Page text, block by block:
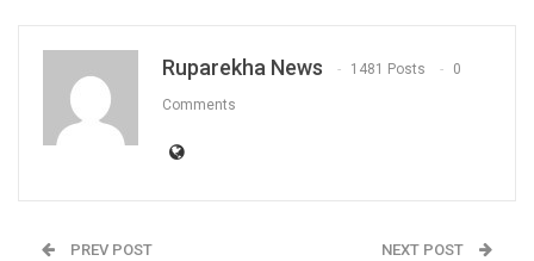
Ruparekha News 1481 Posts 0
Comments
PREV POST NEXT POST